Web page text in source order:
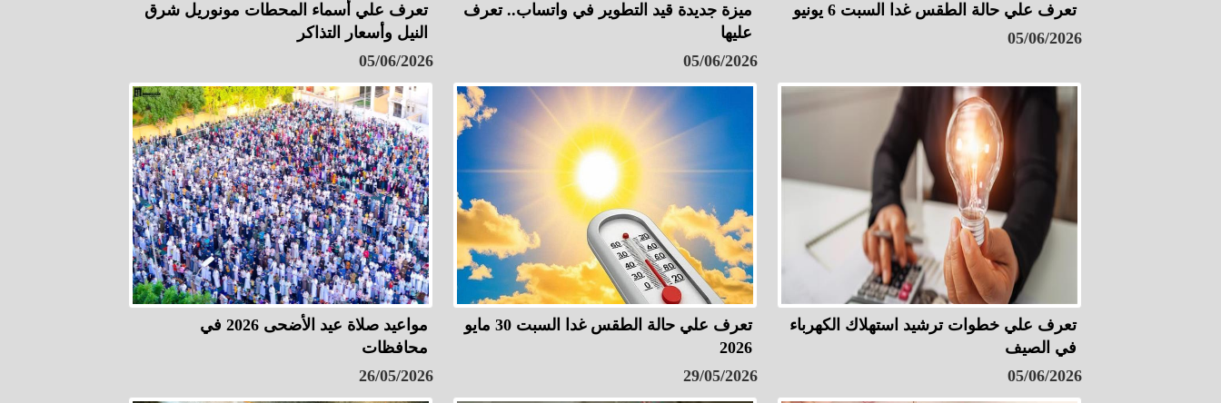
تعرف علي حالة الطقس غدا السبت 6 يونيو
05/06/2026
ميزة جديدة قيد التطوير في واتساب.. تعرف
عليها
05/06/2026
تعرف علي أسماء المحطات مونوريل شرق
النيل وأسعار التذاكر
05/06/2026
تعرف علي خطوات ترشيد استهلاك الكهرباء
في الصيف
05/06/2026
تعرف علي حالة الطقس غدا السبت 30 مايو
2026
29/05/2026
مواعيد صلاة عيد الأضحى 2026 في
محافظات
26/05/2026